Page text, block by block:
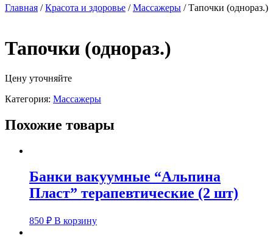
Главная /Красота и здоровье /Массажеры / Тапочки (однораз.)
Тапочки (однораз.)
Цену уточняйте
Категория: Массажеры
Похожие товары
Банки вакуумные “Альпина
Пласт” терапевтические (2 шт)
850 ₽ В корзину